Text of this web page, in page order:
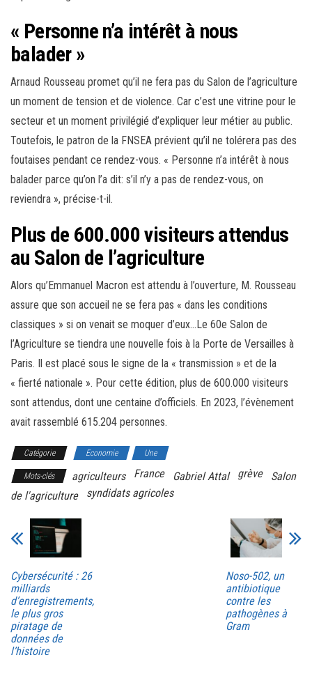
« Personne n’a intérêt à nous
balader »
Arnaud Rousseau promet qu’il ne fera pas du Salon de l’agriculture
un moment de tension et de violence. Car c’est une vitrine pour le
secteur et un moment privilégié d’expliquer leur métier au public.
Toutefois, le patron de la FNSEA prévient qu’il ne tolérera pas des
foutaises pendant ce rendez-vous. « Personne n’a intérêt à nous
balader parce qu’on l’a dit: s’il n’y a pas de rendez-vous, on
reviendra », précise-t-il.
Plus de 600.000 visiteurs attendus
au Salon de l’agriculture
Alors qu’Emmanuel Macron est attendu à l’ouverture, M. Rousseau
assure que son accueil ne se fera pas « dans les conditions
classiques » si on venait se moquer d’eux…Le 60e Salon de
l’Agriculture se tiendra une nouvelle fois à la Porte de Versailles à
Paris. Il est placé sous le signe de la « transmission » et de la
« fierté nationale ». Pour cette édition, plus de 600.000 visiteurs
sont attendus, dont une centaine d’officiels. En 2023, l’évènement
avait rassemblé 615.204 personnes.
Catégorie Economie Une
Mots-clés agriculteurs France Gabriel Attal grève
Salon
de l'agriculture
syndidats agricoles
Cybersécurité : 26
milliards
d’enregistrements,
le plus gros
piratage de
données de
l’histoire
Noso-502, un
antibiotique
contre les
pathogènes à
Gram